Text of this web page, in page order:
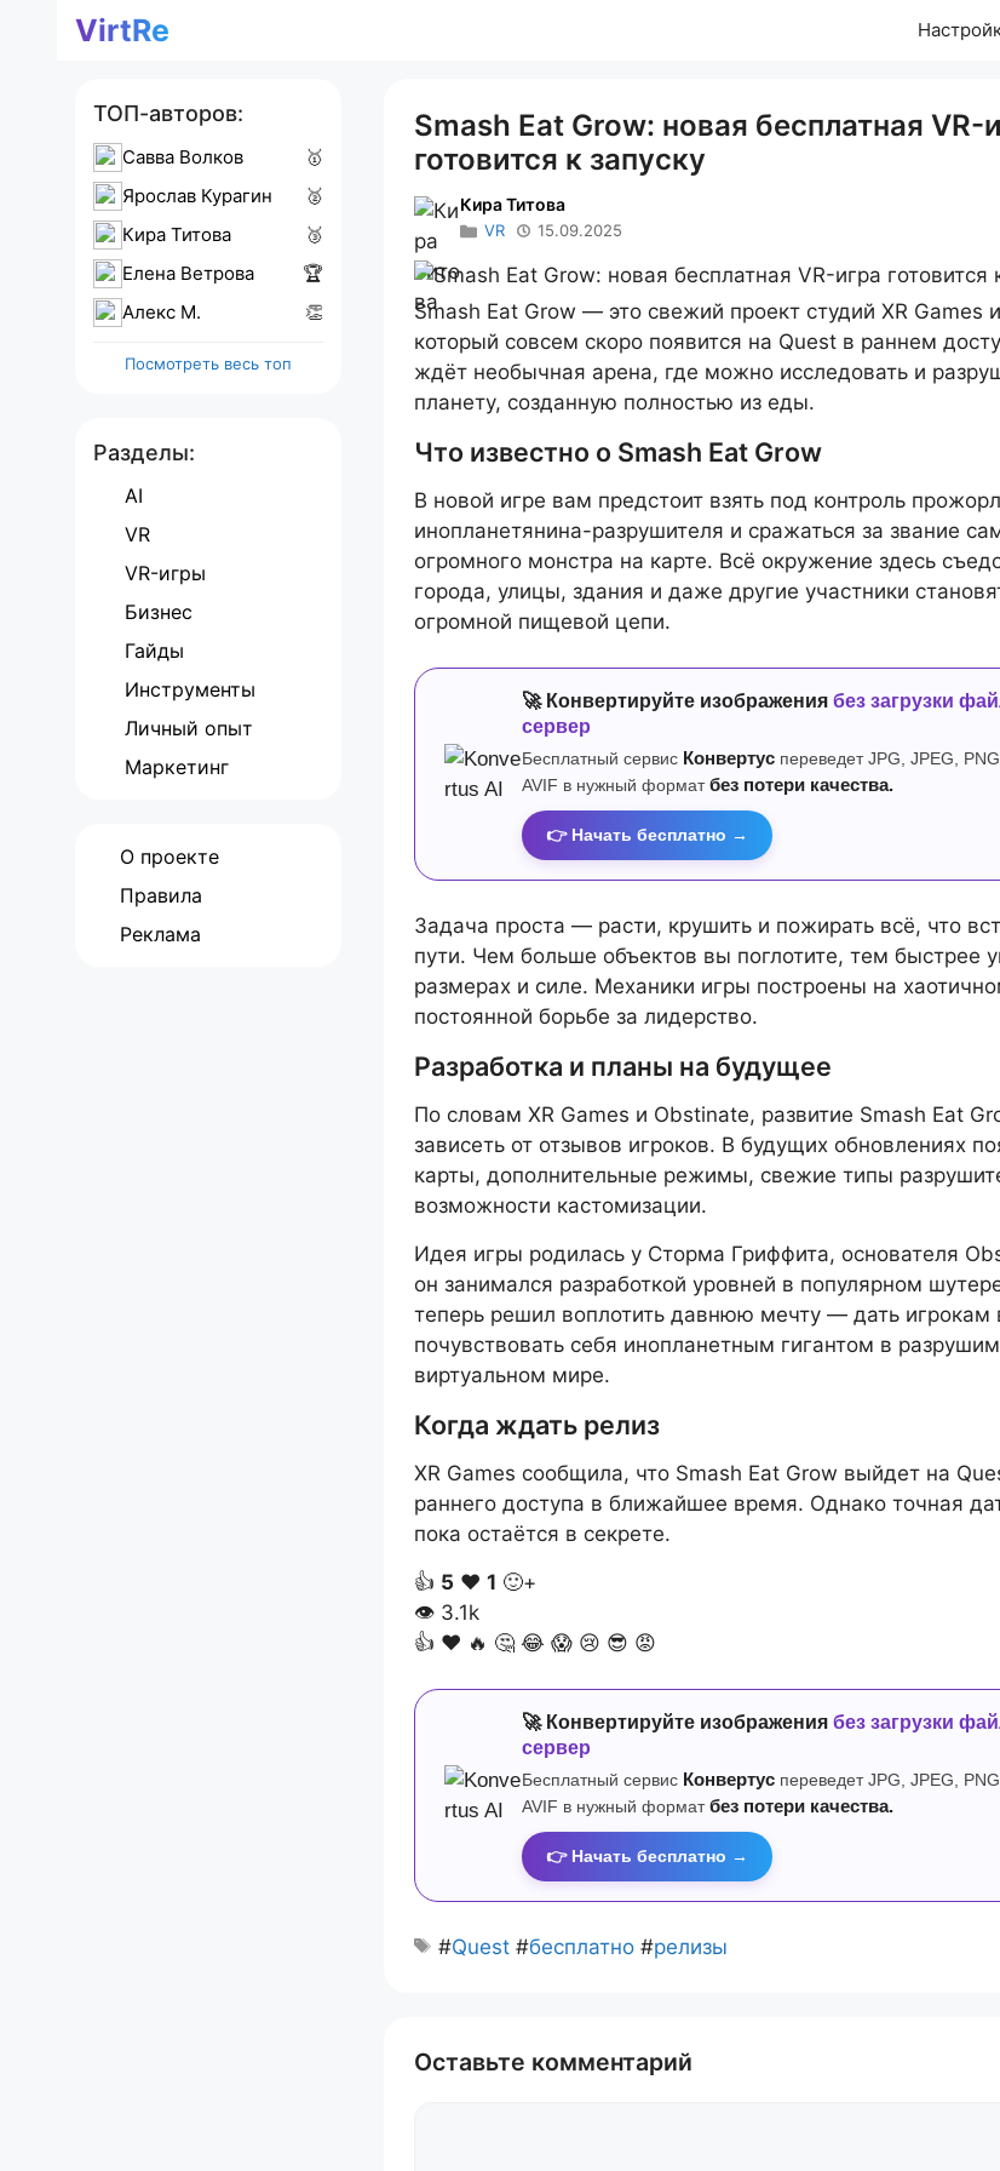
ПерейтиVirtRe
Smash Eat Grow: новая бесплатная VR-
готовится к запуску
Кира Титова
VR 15.09.2025
Smash Eat Grow — это свежий проект студий XR Games
который совсем скоро появится на Quest в раннем
ждёт необычная арена, где можно исследовать и
планету, созданную полностью из еды.
Что известно о Smash Eat Grow
В новой игре вам предстоит взять под контроль
инопланетянина-разрушителя и сражаться за звание
огромного монстра на карте. Всё окружение здесь
города, улицы, здания и даже другие участники
огромной пищевой цепи.
🚀 Конвертируйте изображения без загрузки
сервер
Бесплатный сервис Конвертус переведет JPG, JPEG,
AVIF в нужный формат без потери качества.
👉 Начать бесплатно →
Задача проста — расти, крушить и пожирать всё, что
пути. Чем больше объектов вы поглотите, тем быстрее
размерах и силе. Механики игры построены на
постоянной борьбе за лидерство.
Разработка и планы на будущее
По словам XR Games и Obstinate, развитие Smash Eat
зависеть от отзывов игроков. В будущих обновлениях
карты, дополнительные режимы, свежие типы
возможности кастомизации.
Идея игры родилась у Стормa Гриффитa, основателя
он занимался разработкой уровней в популярном
теперь решил воплотить давнюю мечту — дать игрокам
почувствовать себя инопланетным гигантом в
виртуальном мире.
Когда ждать релиз
XR Games сообщила, что Smash Eat Grow выйдет на
раннего доступа в ближайшее время. Однако точная
пока остаётся в секрете.
👍 5 ❤️ 1 🙂+
👁 3.1k
👍 ❤️ 🔥 🤔 😂 😱 😢 😎 😡
🚀 Конвертируйте изображения без загрузки
сервер
Бесплатный сервис Конвертус переведет JPG, JPEG,
AVIF в нужный формат без потери качества.
👉 Начать бесплатно →
#Quest #бесплатно #релизы
Оставьте комментарий
ТОП-авторов:
Савва Волков
🥇
Ярослав Курагин
🥈
Кира Титова
🥉
Елена Ветрова
🏆
Алекс M.
👏
Посмотреть весь топ
Разделы:
AI
VR
VR-игры
Бизнес
Гайды
Инструменты
Личный опыт
Маркетинг
О проекте
Правила
Реклама